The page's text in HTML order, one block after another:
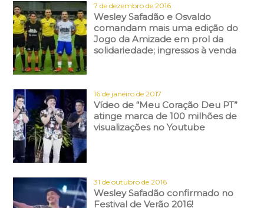
7 de dezembro de 2016
Wesley Safadão e Osvaldo
comandam mais uma edição do
Jogo da Amizade em prol da
solidariedade; ingressos à venda
16 de janeiro de 2017
Vídeo de “Meu Coração Deu PT”
atinge marca de 100 milhões de
visualizações no Youtube
31 de outubro de 2016
Wesley Safadão confirmado no
Festival de Verão 2016!